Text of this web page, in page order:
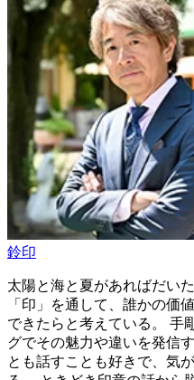
鈴印
太陽と海と夏があればだい
「印」を通して、誰かの価
できたらと考えている。 手
グでその魅力や違いを発信
とも話すことも好きで、気